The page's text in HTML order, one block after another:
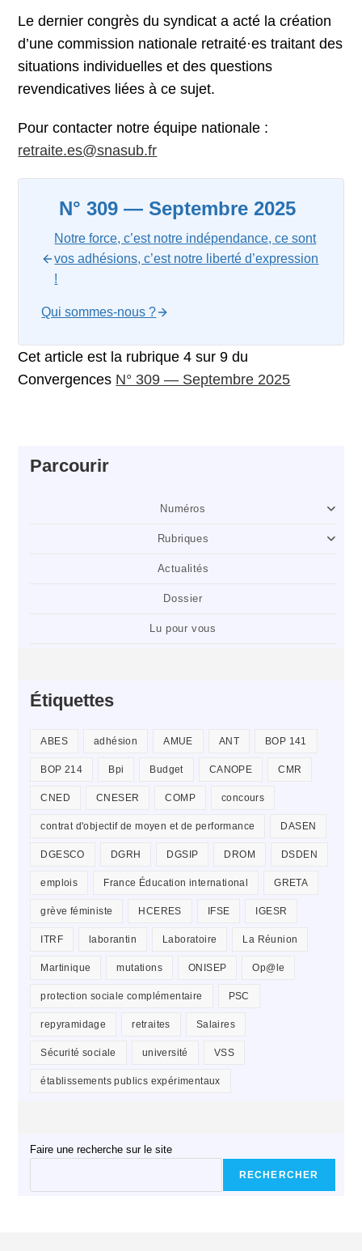
Le dernier congrès du syndicat a acté la création
d’une commission nationale retraité·es traitant des
situations individuelles et des questions
revendicatives liées à ce sujet.
Pour contacter notre équipe nationale :
retraite.es@snasub.fr
N° 309 — Septembre 2025
Notre force, c’est notre indépendance, ce sont
vos adhésions, c’est notre liberté d’expression
!
Qui sommes-nous ?
Cet article est la rubrique 4 sur 9 du
Convergences N° 309 — Septembre 2025
Parcourir
Numéros
Rubriques
Actualités
Dossier
Lu pour vous
Étiquettes
ABES adhésion AMUE ANT BOP 141
BOP 214 Bpi Budget CANOPE CMR
CNED CNESER COMP concours
contrat d'objectif de moyen et de performance DASEN
DGESCO DGRH DGSIP DROM DSDEN
emplois France Éducation international GRETA
grève féministe HCERES IFSE IGESR
ITRF laborantin Laboratoire La Réunion
Martinique mutations ONISEP Op@le
protection sociale complémentaire PSC
repyramidage retraites Salaires
Sécurité sociale université VSS
établissements publics expérimentaux
Faire une recherche sur le site
RECHERCHER